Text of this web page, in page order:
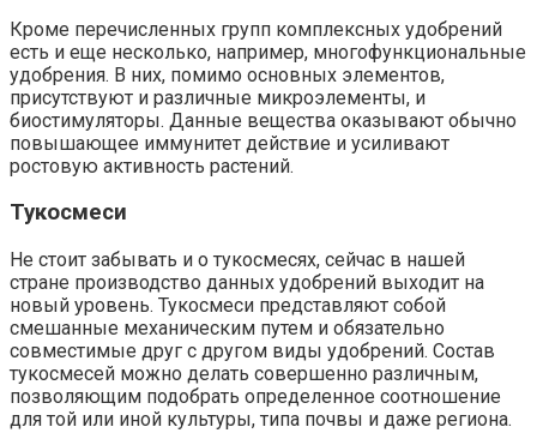
Кроме перечисленных групп комплексных удобрений
есть и еще несколько, например, многофункциональные
удобрения. В них, помимо основных элементов,
присутствуют и различные микроэлементы, и
биостимуляторы. Данные вещества оказывают обычно
повышающее иммунитет действие и усиливают
ростовую активность растений.
Тукосмеси
Не стоит забывать и о тукосмесях, сейчас в нашей
стране производство данных удобрений выходит на
новый уровень. Тукосмеси представляют собой
смешанные механическим путем и обязательно
совместимые друг с другом виды удобрений. Состав
тукосмесей можно делать совершенно различным,
позволяющим подобрать определенное соотношение
для той или иной культуры, типа почвы и даже региона.